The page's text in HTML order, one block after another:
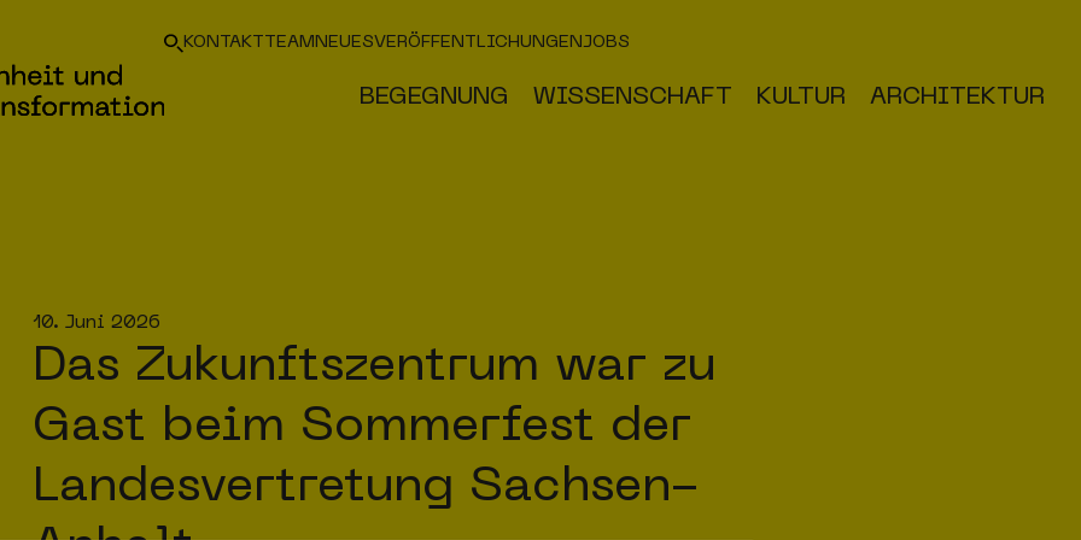
KONTAKT TEAM NEUESVERÖFFENTLICHUNGENJOBS
BEGEGNUNG WISSENSCHAFT KULTUR ARCHITEKTUR
10. Juni 2026
Das Zukunftszentrum war zu
Gast beim Sommerfest der
Landesvertretung Sachsen-